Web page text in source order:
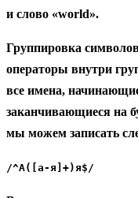
и слово «world».
Группировка
операторы внутри
все имена,
заканчивающиеся на
мы можем записать
/^А([а-я]+)я$/